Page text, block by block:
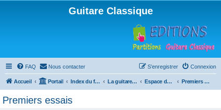
Guitare Classique
FAQ Nous contacter Connexion
S’enregistrer
Accueil Portail Index du forum La guitare : instrument, cours et théorie Espace débutants Premiers essais
Premiers essais